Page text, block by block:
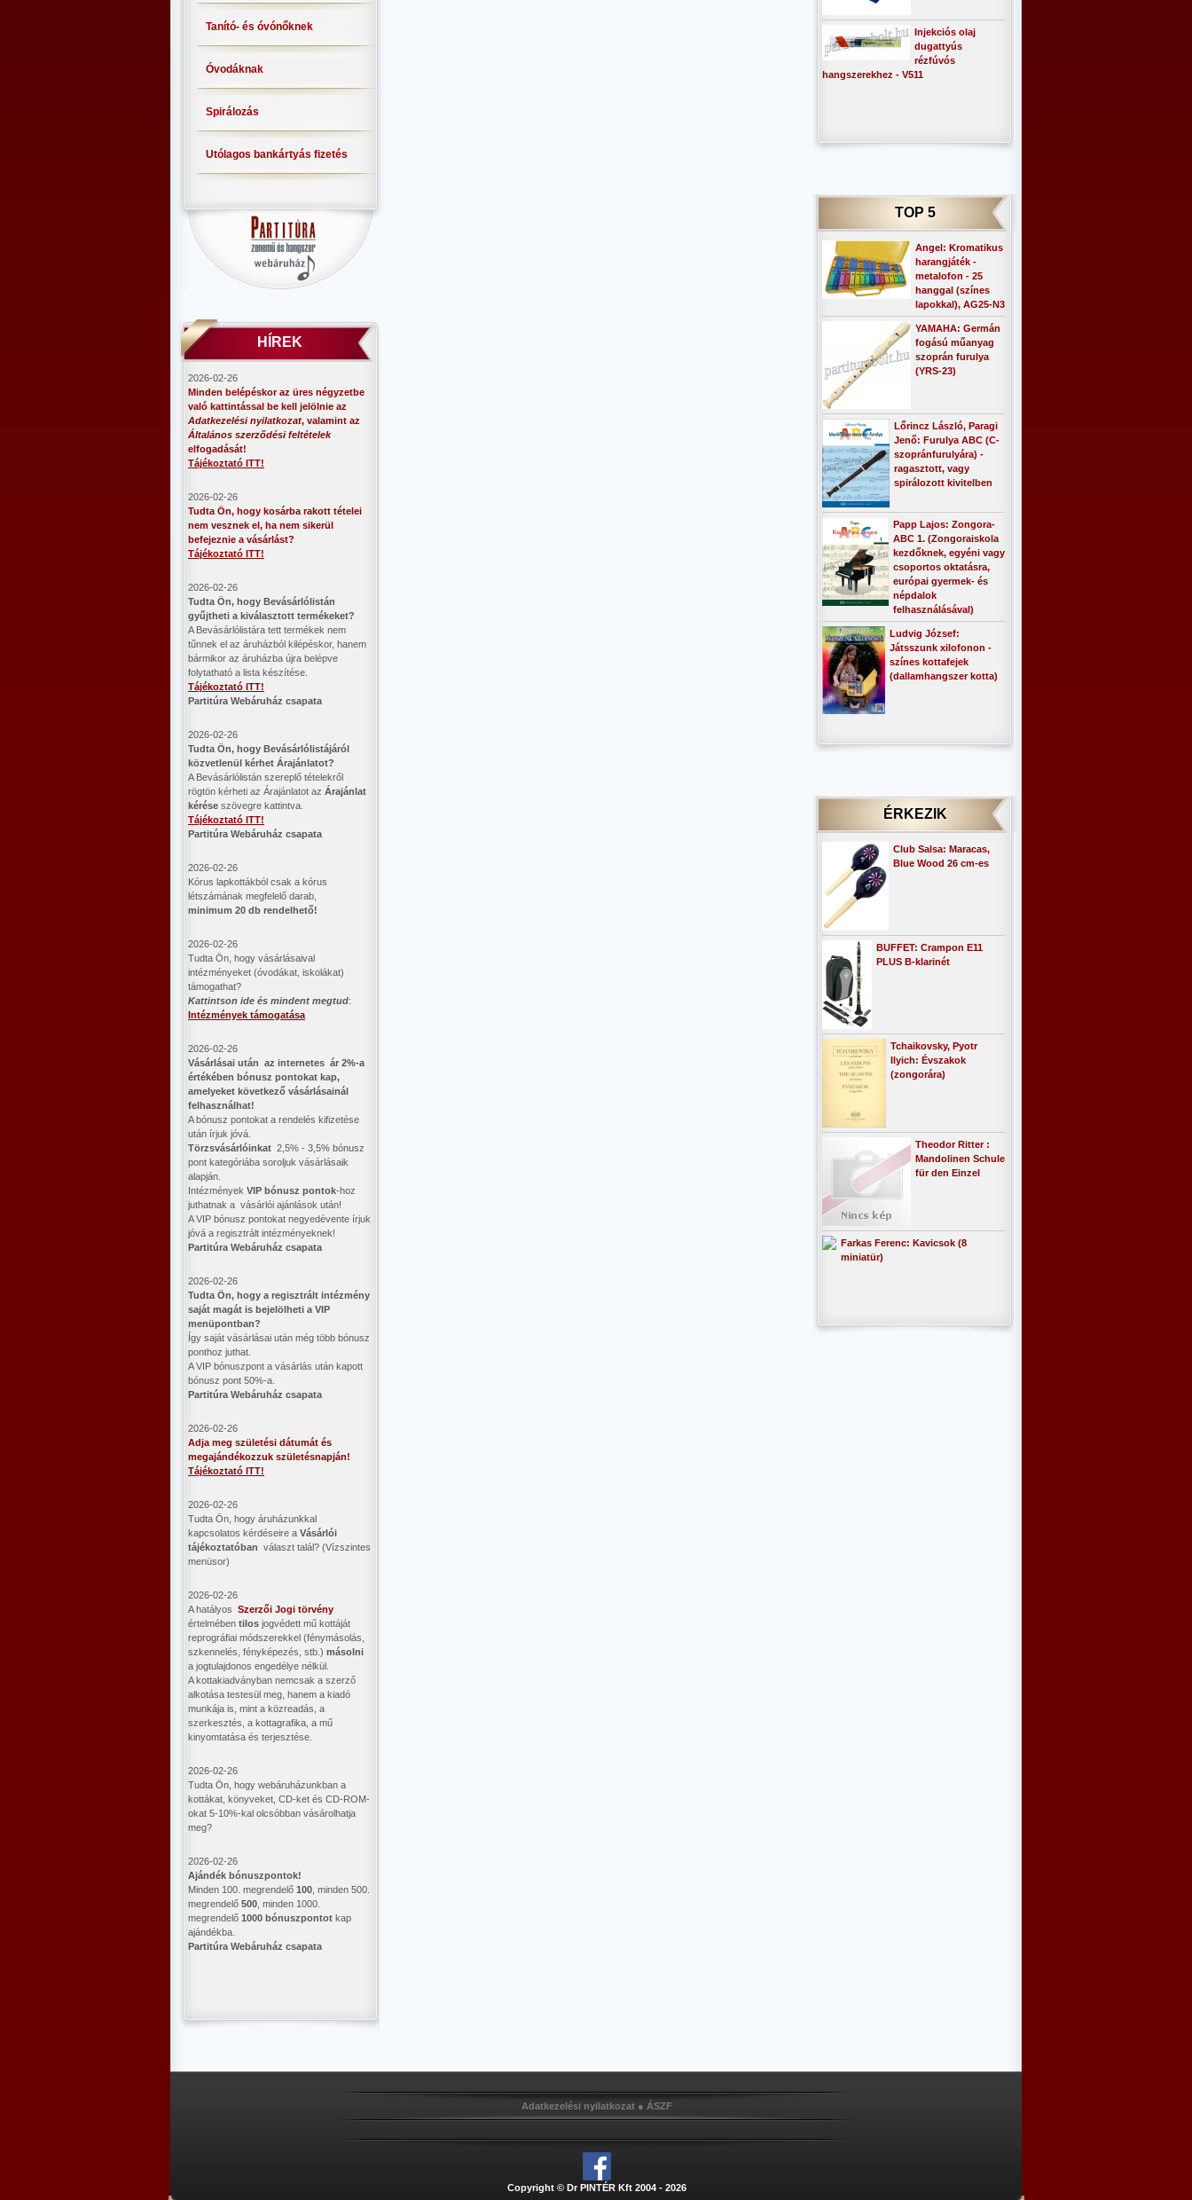
Tanító- és óvónőknek
Óvodáknak
Spirálozás
Utólagos bankártyás fizetés
HÍREK
2026-02-26
Minden belépéskor az üres négyzetbe
való kattintással be kell jelölnie az
Adatkezelési nyilatkozat, valamint az
Általános szerződési feltételek
elfogadását!
Tájékoztató ITT!
2026-02-26
Tudta Ön, hogy kosárba rakott tételei
nem vesznek el, ha nem sikerül
befejeznie a vásárlást?
Tájékoztató ITT!
2026-02-26
​Tudta Ön, hogy Bevásárlólistán
gyűjtheti a kiválasztott termékeket?
A Bevásárlólistára tett termékek nem
tűnnek el az áruházból kilépéskor, hanem
bármikor az áruházba újra belépve
folytatható a lista készítése.
Tájékoztató ITT!
Partitúra Webáruház csapata
2026-02-26
​Tudta Ön, hogy Bevásárlólistájáról
közvetlenül kérhet Árajánlatot?
A Bevásárlólistán szereplő tételekről
rögtön kérheti az Árajánlatot az Árajánlat
kérése szövegre kattintva.
Tájékoztató ITT!
Partitúra Webáruház csapata
2026-02-26
Kórus lapkottákból csak a kórus
létszámának megfelelő darab,
minimum 20 db rendelhető!
2026-02-26
Tudta Ön, hogy vásárlásaival
intézményeket (óvodákat, iskolákat)
támogathat?
Kattintson ide és mindent megtud:
Intézmények támogatása
2026-02-26
Vásárlásai után az internetes ár 2%-a
értékében bónusz pontokat kap,
amelyeket következő vásárlásainál
felhasználhat!
A bónusz pontokat a rendelés kifizetése
után írjuk jóvá.
Törzsvásárlóinkat 2,5% - 3,5% bónusz
pont kategóriába soroljuk vásárlásaik
alapján.
Intézmények VIP bónusz pontok-hoz
juthatnak a vásárlói ajánlások után!
A VIP bónusz pontokat negyedévente írjuk
jóvá a regisztrált intézményeknek!
Partitúra Webáruház csapata
2026-02-26
​Tudta Ön, hogy a regisztrált intézmény
saját magát is bejelölheti a VIP
menüpontban?
Így saját vásárlásai után még több bónusz
ponthoz juthat.
A VIP bónuszpont a vásárlás után kapott
bónusz pont 50%-a.
Partitúra Webáruház csapata
2026-02-26
Adja meg születési dátumát és
megajándékozzuk születésnapján!
Tájékoztató ITT!
2026-02-26
Tudta Ön, hogy áruházunkkal
kapcsolatos kérdéseire a Vásárlói
tájékoztatóban választ talál? (Vízszintes
menüsor)
2026-02-26
A hatályos Szerzői Jogi törvény
értelmében tilos jogvédett mű kottáját
reprográfiai módszerekkel (fénymásolás,
szkennelés, fényképezés, stb.) másolni
a jogtulajdonos engedélye nélkül.
A kottakiadványban nemcsak a szerző
alkotása testesül meg, hanem a kiadó
munkája is, mint a közreadás, a
szerkesztés, a kottagrafika, a mű
kinyomtatása és terjesztése.
2026-02-26
Tudta Ön, hogy webáruházunkban a
kottákat, könyveket, CD-ket és CD-ROM-
okat 5-10%-kal olcsóbban vásárolhatja
meg?
2026-02-26
Ajándék bónuszpontok!
Minden 100. megrendelő 100 , minden 500.
megrendelő 500 , minden 1000.
megrendelő 1000 bónuszpontot kap
ajándékba.
Partitúra Webáruház csapata
Injekciós olaj
dugattyús
rézfúvós
hangszerekhez - V511
TOP 5
Angel: Kromatikus
harangjáték -
metalofon - 25
hanggal (színes
lapokkal), AG25-N3
YAMAHA: Germán
fogású műanyag
szoprán furulya
(YRS-23)
Lőrincz László, Paragi
Jenő: Furulya ABC (C-
szopránfurulyára) -
ragasztott, vagy
spirálozott kivitelben
Papp Lajos: Zongora-
ABC 1. (Zongoraiskola
kezdőknek, egyéni vagy
csoportos oktatásra,
európai gyermek- és
népdalok
felhasználásával)
Ludvig József:
Játsszunk xilofonon -
színes kottafejek
(dallamhangszer kotta)
ÉRKEZIK
Club Salsa: Maracas,
Blue Wood 26 cm-es
BUFFET: Crampon E11
PLUS B-klarinét
Tchaikovsky, Pyotr
Ilyich: Évszakok
(zongorára)
Theodor Ritter :
Mandolinen Schule
für den Einzel
Farkas Ferenc: Kavicsok (8
miniatür)
Adatkezelési nyilatkozat● ÁSZF
Copyright © Dr PINTÉR Kft 2004 - 2026